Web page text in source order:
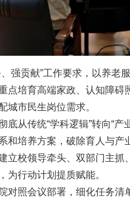
强贡献”工作要求，以养老
点培育高端家政、认知障碍
城市民生岗位需求。
底从传统“学科逻辑”转向“
培养方案，破除育人与产
立校领导牵头、双部门主抓
为行动计划提质赋能。
对照会议部署，细化任务